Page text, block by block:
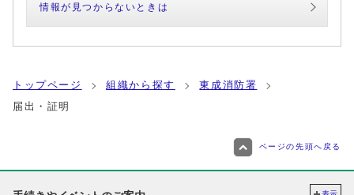
情報が見つからないときは
トップページ 組織から探す
東成消防署
届出・証明
ページの先頭へ戻る